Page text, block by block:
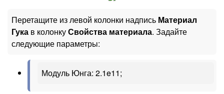
Перетащите из левой колонки надпись Материал
Гука в колонкуСвойства материала. Задайте
следующие параметры:
Модуль Юнга: 2.1e11;